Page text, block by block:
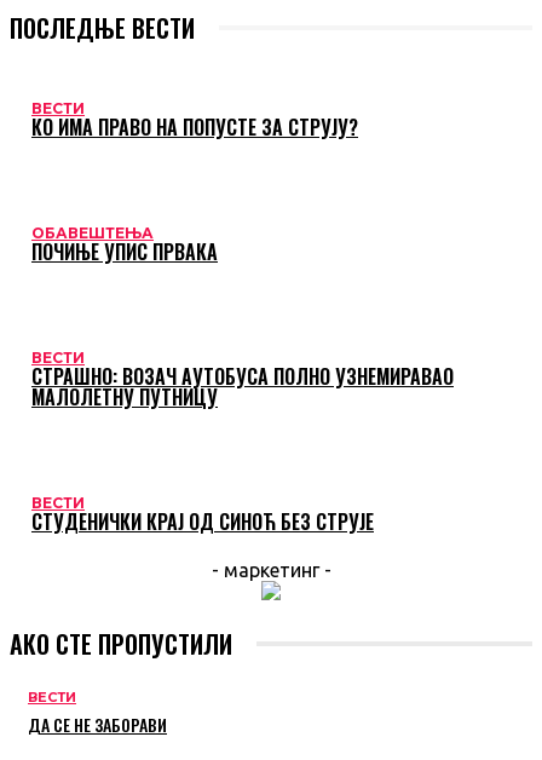
ПОСЛЕДЊЕ ВЕСТИ
ВЕСТИ
КО ИМА ПРАВО НА ПОПУСТЕ ЗА СТРУЈУ?
ОБАВЕШТЕЊА
ПОЧИЊЕ УПИС ПРВАКА
ВЕСТИ
СТРАШНО: ВОЗАЧ АУТОБУСА ПОЛНО УЗНЕМИРАВАО
МАЛОЛЕТНУ ПУТНИЦУ
ВЕСТИ
СТУДЕНИЧКИ КРАЈ ОД СИНОЋ БЕЗ СТРУЈЕ
- маркетинг -
АКО СТЕ ПРОПУСТИЛИ
ВЕСТИ
ДА СЕ НЕ ЗАБОРАВИ